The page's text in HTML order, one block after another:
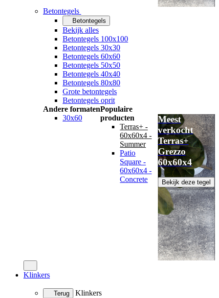
Betontegels
Betontegels
Bekijk alles
Betontegels 100x100
Betontegels 30x30
Betontegels 60x60
Betontegels 50x50
Betontegels 40x40
Betontegels 80x80
Grote betontegels
Betontegels oprit
Andere formaten
30x60
Populaire
producten
Terras+ -
60x60x4 -
Summer
Patio
Square -
60x60x4 -
Concrete
Meest
verkocht
Terras+
Grezzo
60x60x4
Bekijk deze tegel
Klinkers
Terug
Klinkers